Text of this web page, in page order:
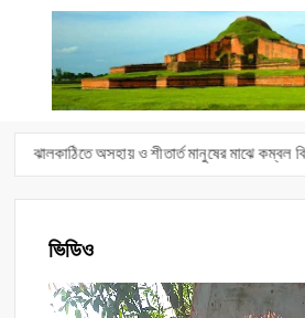
ঝালকাঠিতে অসহায় ও শীতার্ত মানুষের মাঝে কম্বল বিতরণ
ভিডিও